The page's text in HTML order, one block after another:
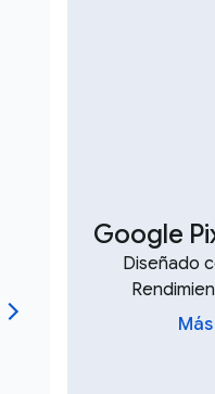
Google
Diseñado